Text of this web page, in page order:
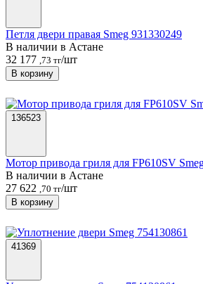
Петля двери правая Smeg 931330249
В наличии в Астанe
32 177 ,73 тг/шт
В корзину
136523
Мотор привода гриля для FP610SV
В наличии в Астанe
27 622 ,70 тг/шт
В корзину
41369